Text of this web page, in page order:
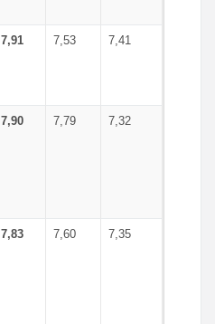
7,91 7,53 7,41
7,90 7,79 7,32
7,83 7,60 7,35